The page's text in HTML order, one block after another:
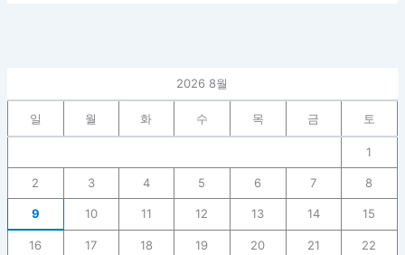
2026 8월
일 월 화 수 목 금 토
1
2 3 4 5 6 7 8
9 10 11 12 13 14 15
16 17 18 19 20 21 22